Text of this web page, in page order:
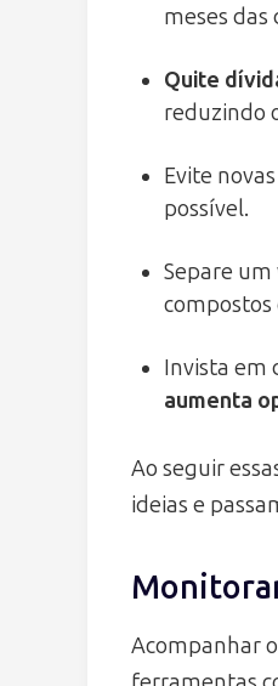
meses das
Quite
reduzindo
Evite
possível.
Separe
Invista em
aumenta
Ao seguir
ideias e
Acompanhar